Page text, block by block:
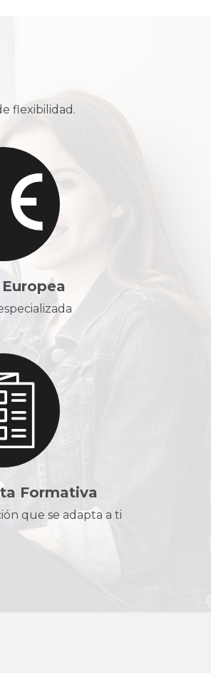
flexibilidad.
Formativa
que se adapta a ti